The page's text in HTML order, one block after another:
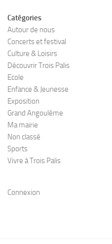
Catégories
Autour de nous
Concerts et festival
Culture & Loisirs
Découvrir Trois Palis
Ecole
Enfance & Jeunesse
Exposition
Grand Angoulême
Ma mairie
Non classé
Sports
Vivre à Trois Palis
Connexion